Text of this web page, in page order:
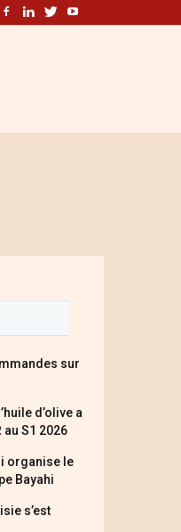
sur
d’olive a
S1 2026
organise le
Bayahi
s’est